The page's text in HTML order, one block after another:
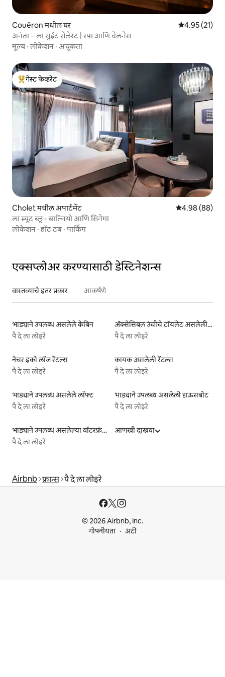
Couëron मधील घर 5 पैकी 4.95
4.95 (21)
अनंता – ला सुईट सेलेस्ट | स्पा आणि वेलनेस
मूल्य·लोकेशन · अचूकता
टॉप गेस्ट फेव्हरेट
गेस्ट फेव्हरेट
Cholet मधील अपार्टमेंट 5 पैकी 4.98
4.98 (88)
ला स्यूट ब्लू - बाल्नियो आणि सिनेमा
लोकेशन ·हॉट टब·पार्किंग
एक्सप्लोअर करण्यासाठी डेस्टिनेशन्स
वास्तव्याचे इतर प्रकार आकर्षणे
भाड्याने उपलब्ध असलेले केबिन
पै दे ला लोइरे
ॲक्सेसिबल उंचीचे टॉयलेट असलेली रेंटल्स
पै दे ला लोइरे
नेचर इको लॉज रेंटल्स
पै दे ला लोइरे
कायक असलेली रेंटल्स
पै दे ला लोइरे
भाड्याने उपलब्ध असलेले लॉफ्ट
पै दे ला लोइरे
भाड्याने उपलब्ध असलेली हाऊसबोट
पै दे ला लोइरे
भाड्याने उपलब्ध असलेल्या वॉटरफ्रंट लिस्टिंग्ज
पै दे ला लोइरे
आणखी दाखवा
Airbnb फ्रान्स पै दे ला लोइरे
© 2026 Airbnb, Inc.
गोपनीयता
अटी